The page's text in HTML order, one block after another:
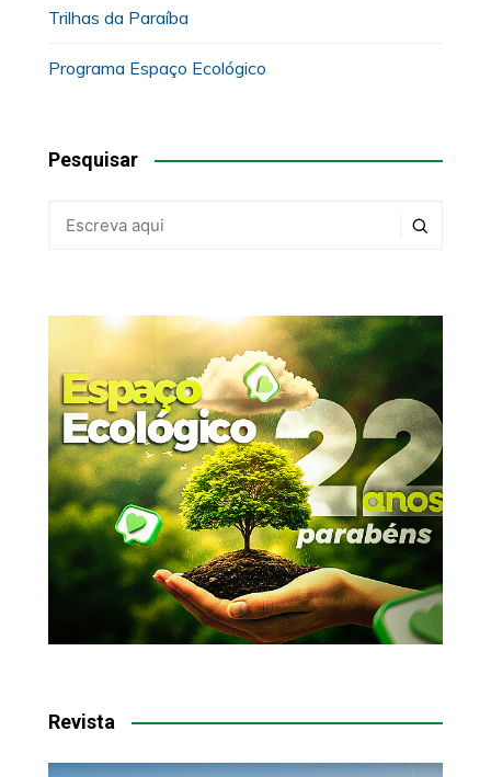
Trilhas da Paraíba
Programa Espaço Ecológico
Pesquisar
Revista